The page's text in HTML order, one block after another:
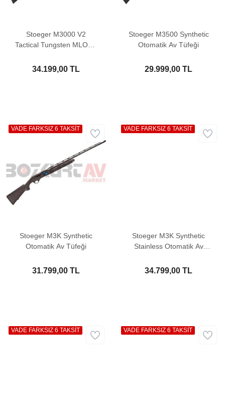
Stoeger M3000 V2
Tactical Tungsten MLOCK
34.199,00 TL
Stoeger M3500 Synthetic
Otomatik Av Tüfeği
29.999,00 TL
Stoeger M3K Synthetic
Otomatik Av Tüfeği
31.799,00 TL
VADE FARKSIZ 6 TAKSİT
Stoeger M3K Synthetic
Stainless Otomatik Av
34.799,00 TL
VADE FARKSIZ 6 TAKSİT
VADE FARKSIZ 6 TAKSİT VADE FARKSIZ 6 TAKSİT